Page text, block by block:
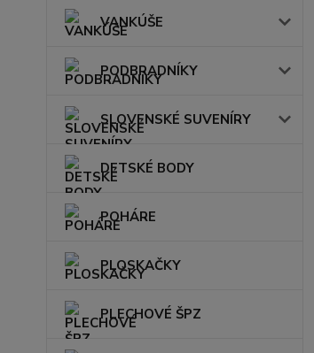
VANKÚŠE
PODBRADNÍKY
SLOVENSKÉ SUVENÍRY
DETSKÉ BODY
POHÁRE
PLOSKAČKY
PLECHOVÉ ŠPZ